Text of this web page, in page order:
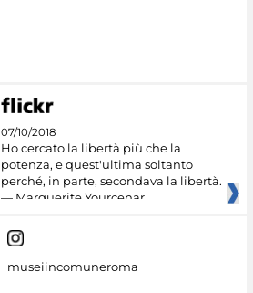
07/10/2018
Ho cercato la libertà più che la
potenza, e quest'ultima soltanto
perché, in parte, secondava la libertà.
— Marguerite Yourcenar
museiincomuneroma